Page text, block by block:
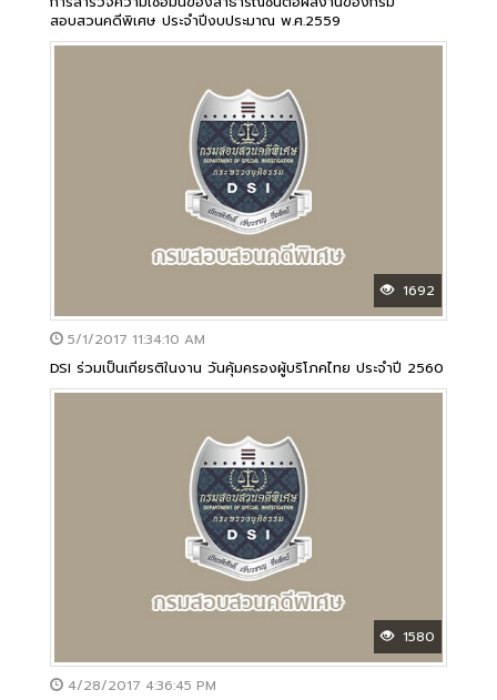
สอบสวนคดีพิเศษ ประจำปีงบประมาณ พ.ศ.2559
1692
5/1/2017 11:34:10 AM
DSI ร่วมเป็นเกียรติในงาน วันคุ้มครองผู้บริโภคไทย ประจำปี 2560
1580
4/28/2017 4:36:45 PM